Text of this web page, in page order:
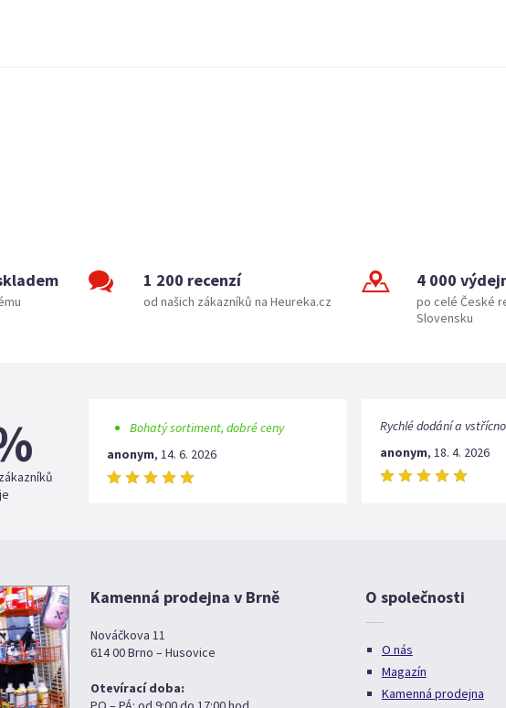
1 200 recenzí
od našich zákazníků na Heureka.cz
4 000
po celé České
Slovensku
Bohatý sortiment, dobré ceny
anonym, 14. 6. 2026
Rychlé dodání a
anonym, 18. 4. 2026
Kamenná prodejna v Brně
Nováčkova 11
614 00 Brno – Husovice
Otevírací doba:
O společnosti
O nás
Magazín
Kamenná prodejna